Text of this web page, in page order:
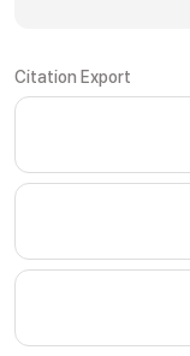
Citation Export